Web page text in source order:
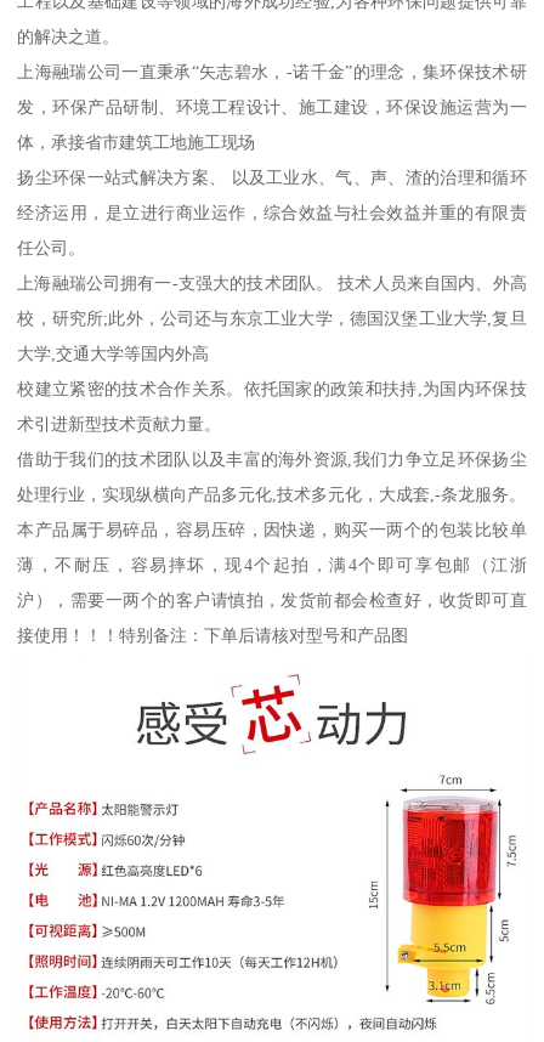
的解决之道。
上海融瑞公司一直秉承“矢志碧水，-诺千金”的理念，集环保技术研
发，环保产品研制、环境工程设计、施工建设，环保设施运营为一
体，承接省市建筑工地施工现场
扬尘环保一站式解决方案、 以及工业水、气、声、渣的治理和循环
经济运用，是立进行商业运作，综合效益与社会效益并重的有限责
任公司。
上海融瑞公司拥有一-支强大的技术团队。 技术人员来自国内、外高
校，研究所;此外，公司还与东京工业大学，德国汉堡工业大学,复旦
大学,交通大学等国内外高
校建立紧密的技术合作关系。依托国家的政策和扶持,为国内环保技
术引进新型技术贡献力量。
借助于我们的技术团队以及丰富的海外资源,我们力争立足环保扬尘
处理行业，实现纵横向产品多元化,技术多元化，大成套,-条龙服务。
本产品属于易碎品，容易压碎，因快递，购买一两个的包装比较单
薄，不耐压，容易摔坏，现4个起拍，满4个即可享包邮（江浙
沪），需要一两个的客户请慎拍，发货前都会检查好，收货即可直
接使用！！！特别备注：下单后请核对型号和产品图